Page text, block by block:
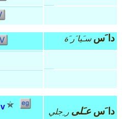
دا َس سـَيا َر َة
v دا َسعـَلى ر ِجلي